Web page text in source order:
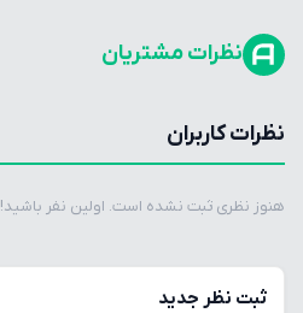
نظرات مشتریان
نظرات کاربران
هنوز نظری ثبت نشده است. اولین نفر باشید!
ثبت نظر جدید